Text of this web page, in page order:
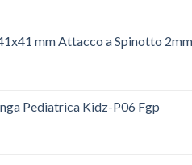
mm Attacco a Spinotto 2mm
Pediatrica Kidz-P06 Fgp